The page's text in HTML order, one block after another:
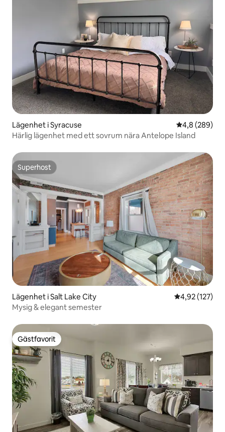
Lägenhet i Syracuse 4,8 av 5 i
4,8 (289)
Härlig lägenhet med ett sovrum nära Antelope Island
Superhost
Superhost
Lägenhet i Salt Lake City 4,92 av 5 i
4,92 (127)
Mysig & elegant semester
Gästfavorit
Gästfavorit